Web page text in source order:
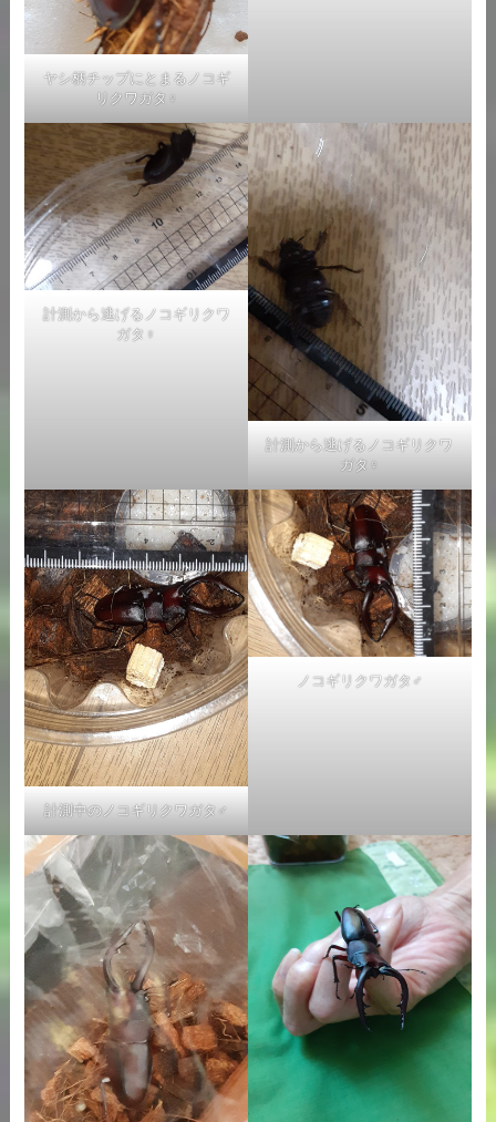
ヤシ柄チップにとまるノコギ
リクワガタ♀
計測から逃げるノコギリクワ
ガタ♀
計測から逃げるノコギリクワ
ガタ♀
計測中のノコギリクワガタ♂
ノコギリクワガタ♂